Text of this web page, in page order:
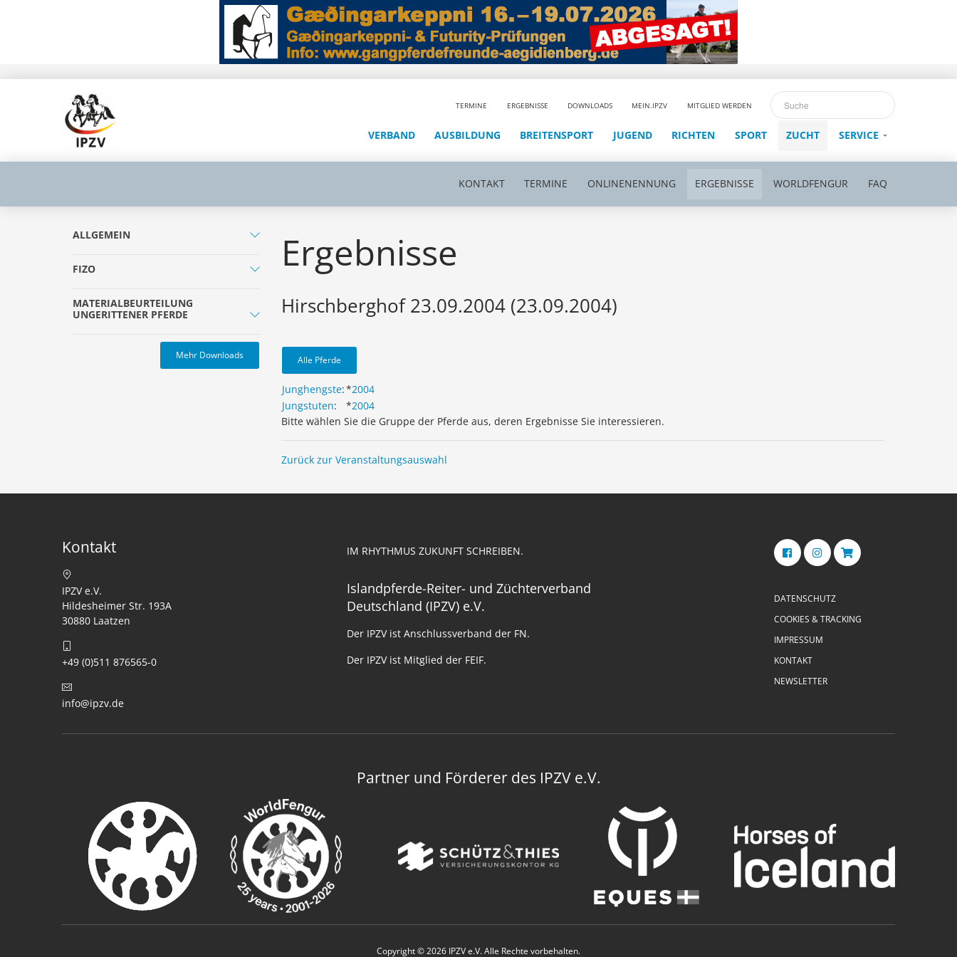
TERMINE ERGEBNISSE DOWNLOADS MEIN.IPZV MITGLIED WERDEN
VERBAND AUSBILDUNG BREITENSPORT JUGEND RICHTEN SPORT ZUCHT SERVICE
KONTAKT TERMINE ONLINENENNUNG ERGEBNISSE WORLDFENGUR FAQ
ALLGEMEIN
FIZO
MATERIALBEURTEILUNG
UNGERITTENER PFERDE
Mehr Downloads
Ergebnisse
Hirschberghof 23.09.2004 (23.09.2004)
Alle Pferde
Junghengste:*2004
Jungstuten: *2004
Bitte wählen Sie die Gruppe der Pferde aus, deren Ergebnisse Sie interessieren.
Zurück zur Veranstaltungsauswahl
Kontakt
IPZV e.V.
Hildesheimer Str. 193A
30880 Laatzen
+49 (0)511 876565-0
info@ipzv.de
IM RHYTHMUS ZUKUNFT SCHREIBEN.
Islandpferde-Reiter- und Züchterverband
Deutschland (IPZV) e.V.
Der IPZV ist Anschlussverband der FN.
Der IPZV ist Mitglied der FEIF.
DATENSCHUTZ
COOKIES & TRACKING
IMPRESSUM
KONTAKT
NEWSLETTER
Partner und Förderer des IPZV e.V.
Copyright © 2026 IPZV e.V. Alle Rechte vorbehalten.